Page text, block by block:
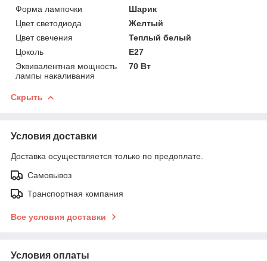
Форма лампочки
Шарик
Цвет светодиода
Желтый
Цвет свечения
Теплый белый
Цоколь
E27
Эквивалентная мощность
лампы накаливания
70 Вт
Скрыть
Условия доставки
Доставка осуществляется только по предоплате.
Самовывоз
Транспортная компания
Все условия доставки
Условия оплаты